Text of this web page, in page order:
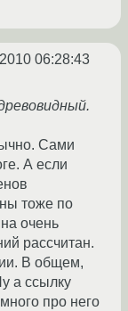
06:28:43
Сами
А если
тоже по
очень
рассчитан.
В общем,
а ссылку
про него